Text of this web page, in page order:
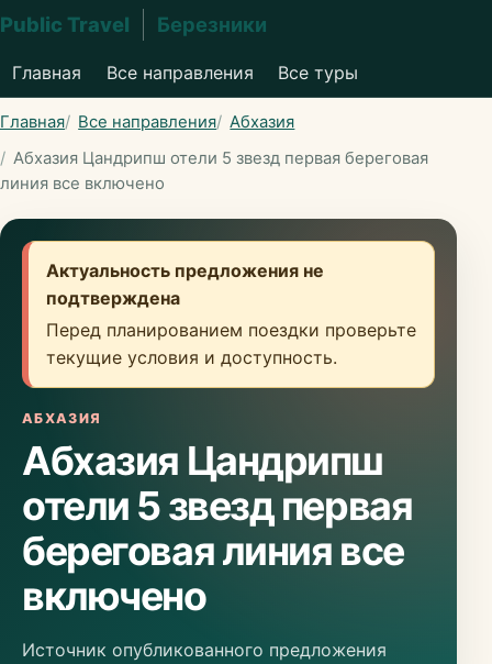
Public Travel Березники
Главная Все направления Все туры
Главная Все направления
Абхазия
Абхазия Цандрипш отели 5 звезд первая береговая
линия все включено
Актуальность предложения не
подтверждена
Перед планированием поездки проверьте
текущие условия и доступность.
АБХАЗИЯ
Абхазия Цандрипш
отели 5 звезд первая
береговая линия все
включено
Источник опубликованного предложения